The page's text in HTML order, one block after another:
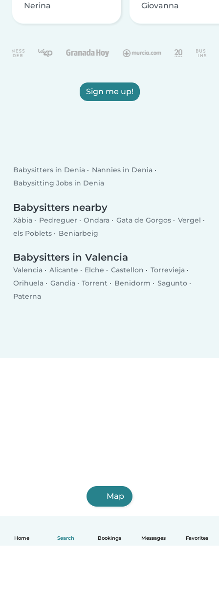
Home Search Bookings Messages Favorites
Nerina Giovanna
Sign me up!
Babysitters in Denia
Nannies in Denia
Babysitting Jobs in Denia
Babysitters nearby
Xàbia Pedreguer Ondara Gata de Gorgos
Vergel
els Poblets
Beniarbeig
Babysitters in Valencia
Valencia Alicante Elche Castellon
Torrevieja
Orihuela
Gandia Torrent Benidorm
Sagunto
Paterna
Map